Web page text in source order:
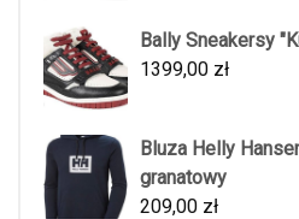
Bally Sneakersy
1399,00 zł
Bluza Helly
granatowy
209,00 zł